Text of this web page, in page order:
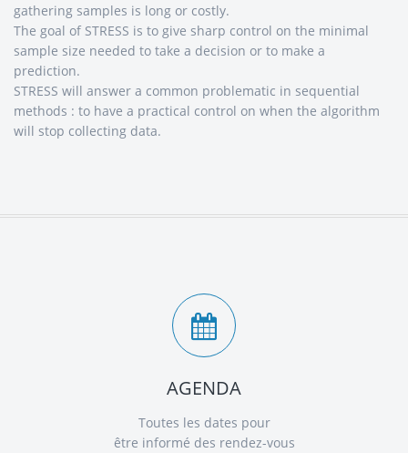
gathering samples is long or costly.
The goal of STRESS is to give sharp control on the minimal
sample size needed to take a decision or to make a
prediction.
STRESS will answer a common problematic in sequential
methods : to have a practical control on when the algorithm
will stop collecting data.
AGENDA
Toutes les dates pour
être informé des rendez-vous